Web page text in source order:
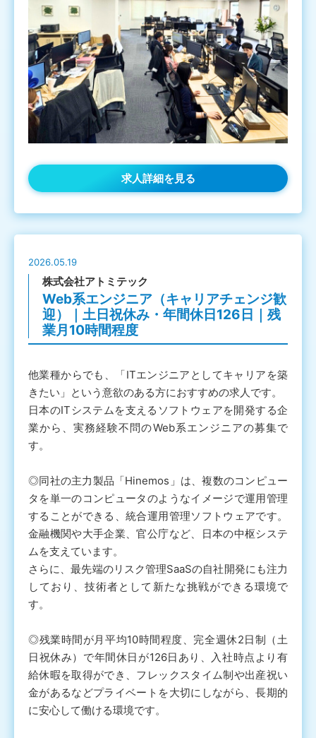
求人詳細を見る
2026.05.19
株式会社アトミテック
Web系エンジニア（キャリアチェンジ歓
迎）｜土日祝休み・年間休日126日｜残
業月10時間程度
他業種からでも、「ITエンジニアとしてキャリアを築
きたい」という意欲のある方におすすめの求人です。
日本のITシステムを支えるソフトウェアを開発する企
業から、実務経験不問のWeb系エンジニアの募集で
す。
◎同社の主力製品「Hinemos」は、複数のコンピュー
タを単一のコンピュータのようなイメージで運用管理
することができる、統合運用管理ソフトウェアです。
金融機関や大手企業、官公庁など、日本の中枢システ
ムを支えています。
さらに、最先端のリスク管理SaaSの自社開発にも注力
しており、技術者として新たな挑戦ができる環境で
す。
◎残業時間が月平均10時間程度、完全週休2日制（土
日祝休み）で年間休日が126日あり、入社時点より有
給休暇を取得ができ、フレックスタイム制や出産祝い
金があるなどプライベートを大切にしながら、長期的
に安心して働ける環境です。